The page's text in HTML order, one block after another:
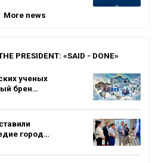
More news
PRESIDENT: «SAID - DONE»
ученых
брен…
город…